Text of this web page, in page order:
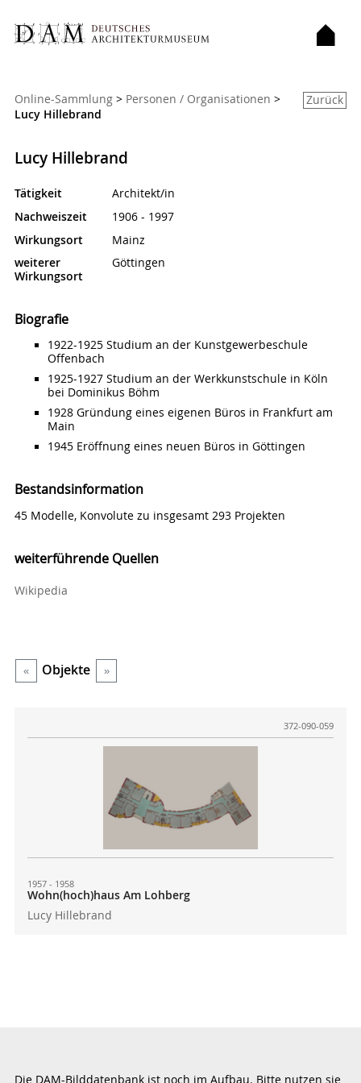
Zurück
Sie sind hier:
Online-Sammlung > Personen / Organisationen >
Lucy Hillebrand
Lucy Hillebrand
Tätigkeit
Architekt/in
Nachweiszeit
1906 - 1997
Wirkungsort
Mainz
weiterer
Wirkungsort
Göttingen
Biografie
1922-1925 Studium an der Kunstgewerbeschule
Offenbach
1925-1927 Studium an der Werkkunstschule in Köln
bei Dominikus Böhm
1928 Gründung eines eigenen Büros in Frankfurt am
Main
1945 Eröffnung eines neuen Büros in Göttingen
Bestandsinformation
45 Modelle, Konvolute zu insgesamt 293 Projekten
weiterführende Quellen
Wikipedia
« Objekte »
372-090-059
1957 - 1958
Wohn(hoch)haus Am Lohberg
Lucy Hillebrand
Die DAM-Bilddatenbank ist noch im Aufbau. Bitte nutzen sie